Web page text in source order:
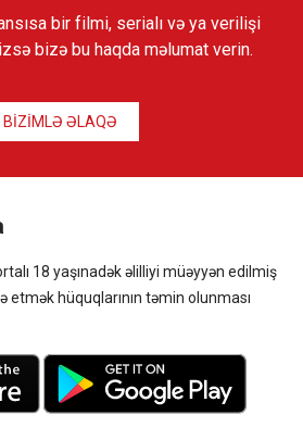
bir filmi, serialı və ya verilişi
bizə bu haqda məlumat verin.
BİZİMLƏ ƏLAQƏ
18 yaşınadək əlilliyi müəyyən edilmiş
etmək hüquqlarının təmin olunması